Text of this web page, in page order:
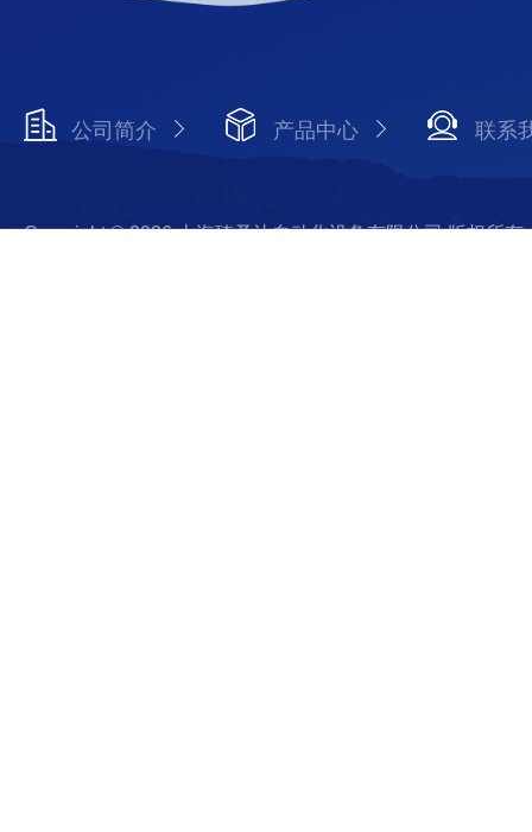
公司简介 产品中心 联系
Copyright © 2026 上海琦圣达自动化设备有限公司 版权所有